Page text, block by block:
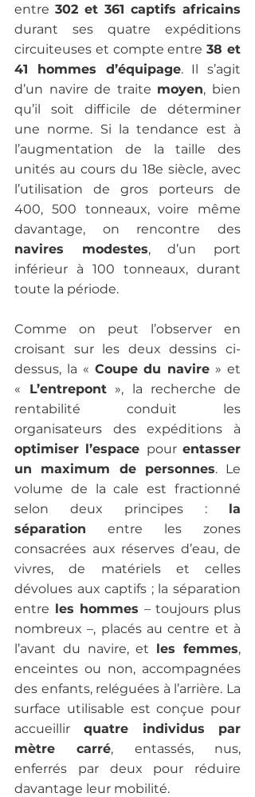
entre
durant ses quatre expéditions
circuiteuses et compte entre 38 et
41 hommes d’équipage. Il s’agit
d’un navire de traite moyen, bien
qu’il soit difficile de déterminer
une norme. Si la tendance est à
l’augmentation de la taille des
unités au cours du 18e siècle, avec
l’utilisation de gros porteurs de
400, 500 tonneaux, voire même
navires modestes, d’un port
inférieur à 100 tonneaux, durant
toute la période.
Comme on peut l’observer en
croisant sur les deux dessins ci-
dessus, la « Coupe du navire » et
« L’entrepont », la recherche de
rentabilité conduit les
optimiser l’espace pour entasser
un maximum de personnes. Le
volume de la cale est fractionné
selon deux principes : la
séparation entre les zones
consacrées aux réserves d’eau, de
vivres, de matériels et celles
dévolues aux captifs ; la séparation
entre les hommes – toujours plus
nombreux –, placés au centre et à
l’avant du navire, et les femmes,
enceintes ou non, accompagnées
des enfants, reléguées à l’arrière. La
surface utilisable est conçue pour
accueillir quatre individus par
mètre carré, entassés, nus,
enferrés par deux pour réduire
davantage leur mobilité.